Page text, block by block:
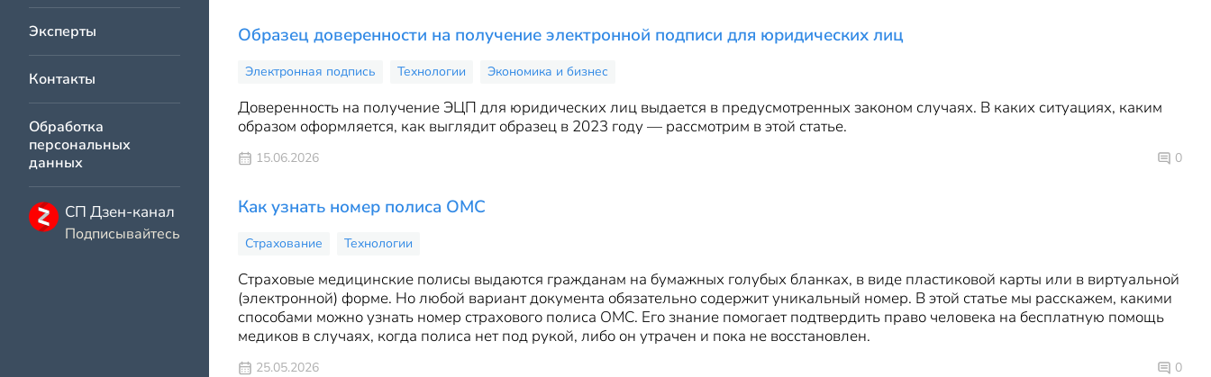
Эксперты
Контакты
Обработка
персональных
данных
СП Дзен-канал
Подписывайтесь
Образец доверенности на получение электронной подписи для юридических лиц
Электронная подпись Технологии Экономика и бизнес
Доверенность на получение ЭЦП для юридических лиц выдается в предусмотренных законом случаях. В каких ситуациях, каким
образом оформляется, как выглядит образец в 2023 году — рассмотрим в этой статье.
15.06.2026 0
Как узнать номер полиса ОМС
Страхование Технологии
Страховые медицинские полисы выдаются гражданам на бумажных голубых бланках, в виде пластиковой карты или в виртуальной
(электронной) форме. Но любой вариант документа обязательно содержит уникальный номер. В этой статье мы расскажем, какими
способами можно узнать номер страхового полиса ОМС. Его знание помогает подтвердить право человека на бесплатную помощь
медиков в случаях, когда полиса нет под рукой, либо он утрачен и пока не восстановлен.
25.05.2026 0